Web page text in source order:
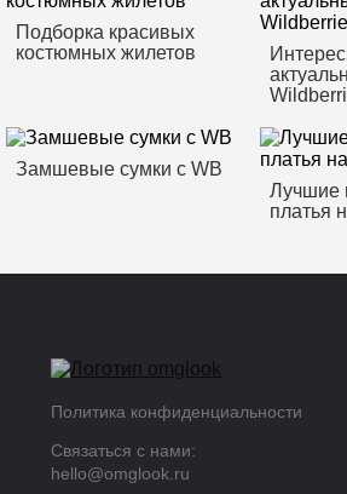
Подборка красивых
костюмных жилетов
Замшевые сумки с WB
Лучшие
платья
Политика конфиденциальности
Связаться с нами:
hello@omglook.ru